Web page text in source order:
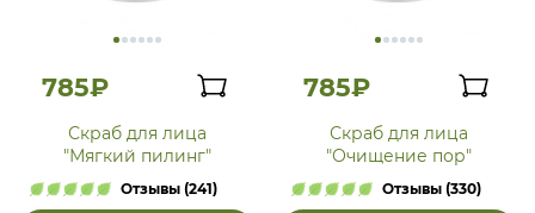
785₽
Скраб для лица
"Мягкий пилинг"
Отзывы (241)
785₽
Скраб для лица
"Очищение пор"
Отзывы (330)